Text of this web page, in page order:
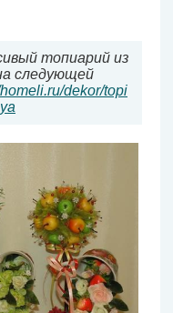
топиарий из
следующей
dekor/topi